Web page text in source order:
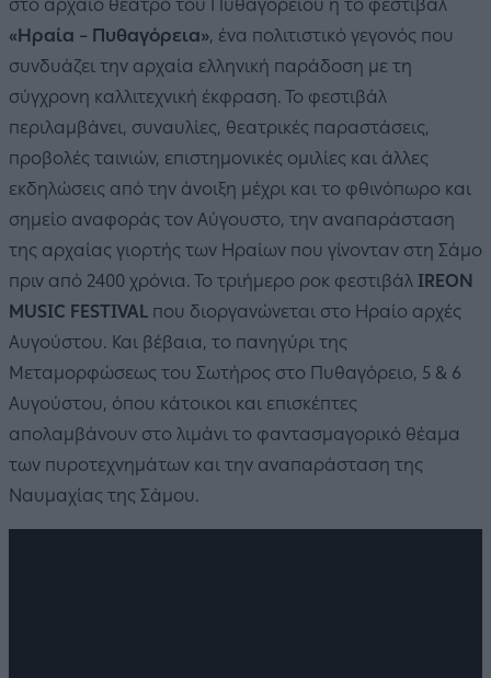
στο αρχαίο θέατρο του Πυθαγορείου ή το φεστιβάλ
«Ηραία – Πυθαγόρεια», ένα πολιτιστικό γεγονός που
συνδυάζει την αρχαία ελληνική παράδοση με τη
σύγχρονη καλλιτεχνική έκφραση. Το φεστιβάλ
περιλαμβάνει, συναυλίες, θεατρικές παραστάσεις,
προβολές ταινιών, επιστημονικές ομιλίες και άλλες
εκδηλώσεις από την άνοιξη μέχρι και το φθινόπωρο και
σημείο αναφοράς τον Αύγουστο, την αναπαράσταση
της αρχαίας γιορτής των Ηραίων που γίνονταν στη Σάμο
πριν από 2400 χρόνια. Το τριήμερο ροκ φεστιβάλ IREON
MUSIC FESTIVAL που διοργανώνεται στο Ηραίο αρχές
Αυγούστου. Και βέβαια, το πανηγύρι της
Μεταμορφώσεως του Σωτήρος στο Πυθαγόρειο, 5 & 6
Αυγούστου, όπου κάτοικοι και επισκέπτες
απολαμβάνουν στο λιμάνι το φαντασμαγορικό θέαμα
των πυροτεχνημάτων και την αναπαράσταση της
Ναυμαχίας της Σάμου.